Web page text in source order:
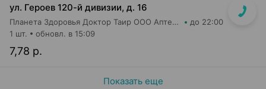
ул. Героев 120-й дивизии, д. 16
Планета Здоровья Доктор Таир ООО Аптека №2 до 22:00
7,78 р.
1 шт. обновл. в 15:09
Показать еще